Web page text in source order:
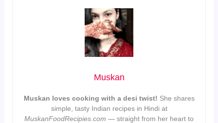
Muskan
Muskan loves cooking with a desi twist! She shares
simple, tasty Indian recipes in Hindi at
MuskanFoodRecipies.com — straight from her heart to